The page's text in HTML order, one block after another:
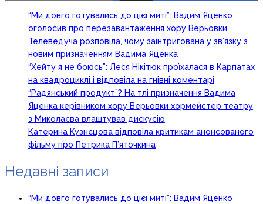
“Ми довго готувались до цієї миті”: Вадим Яценко
оголосив про перезавантаження хору Верьовки
Телеведуча розповіла, чому заінтригована у зв’язку з
новим призначенням Вадима Яценка
“Хейту я не боюсь”: Леся Нікітюк проїхалася в Карпатах
на квадроциклі і відповіла на гнівні коментарі
“Радянський продукт”? На тлі призначення Вадима
Яценка керівником хору Верьовки хормейстер театру
з Миколаєва влаштував дискусію
Катерина Кузнєцова відповіла критикам анонсованого
фільму про Петрика П’яточкина
Недавні записи
“Ми довго готувались до цієї миті”: Вадим Яценко